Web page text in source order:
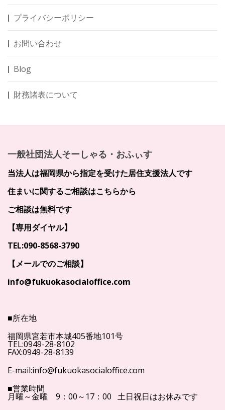
プライバシーポリシー
お問い合わせ
Blog
財務諸表について
一般社団法人そーしゃる・おふぃす
当法人は福岡県から指定を受けた居住支援法人です
住まいに関するご相談はこちらから
ご相談は無料です
【専用ダイヤル】
TEL:090-8568-3790
【メールでのご相談】
info@fukuokasocialoffice.com
■所在地
福岡県宮若市本城405番地101号
TEL:0949-28-8102
FAX:0949-28-8139
E-mail:info@fukuokasocialoffice.com
■営業時間
月曜～金曜 9：00～17：00 土日祝日はお休みです